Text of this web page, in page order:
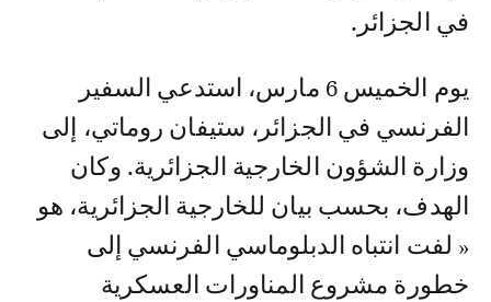
في الجزائر.
يوم الخميس 6 مارس، استدعي السفير
الفرنسي في الجزائر، ستيفان روماتي، إلى
وزارة الشؤون الخارجية الجزائرية. وكان
الهدف، بحسب بيان للخارجية الجزائرية، هو
« لفت انتباه الدبلوماسي الفرنسي إلى
خطورة مشروع المناورات العسكرية